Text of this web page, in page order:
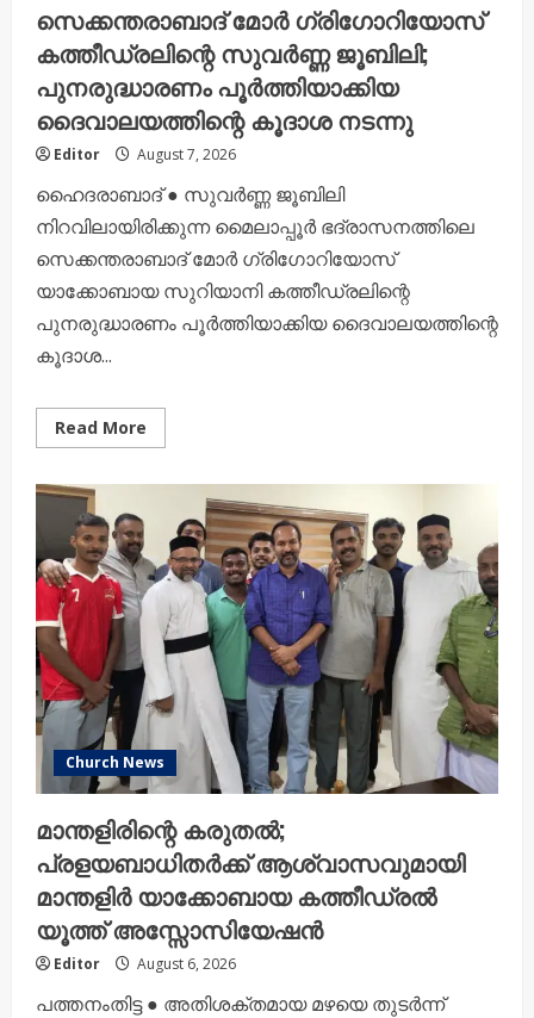
സെക്കന്തരാബാദ് മോർ ഗ്രിഗോറിയോസ്
കത്തീഡ്രലിന്റെ സുവർണ്ണ ജൂബിലി;
പുനരുദ്ധാരണം പൂർത്തിയാക്കിയ
ദൈവാലയത്തിന്റെ കൂദാശ നടന്നു
Editor August 7, 2026
ഹൈദരാബാദ് ● സുവർണ്ണ ജൂബിലി
നിറവിലായിരിക്കുന്ന മൈലാപ്പൂർ ഭദ്രാസനത്തിലെ
സെക്കന്തരാബാദ് മോർ ഗ്രിഗോറിയോസ്
യാക്കോബായ സുറിയാനി കത്തീഡ്രലിന്റെ
പുനരുദ്ധാരണം പൂർത്തിയാക്കിയ ദൈവാലയത്തിന്റെ
കൂദാശ...
Read More
more
ഗ്രിഗോറിയോസ്
കത്തീഡ്രലിന്റെ
സുവർണ്ണ
ജൂബിലി;
പുനരുദ്ധാരണം
പൂർത്തിയാക്കിയ
ദൈവാലയത്തിന്റെ
കൂദാശ
നടന്നു
Church News
മാന്തളിരിന്റെ കരുതൽ;
പ്രളയബാധിതർക്ക് ആശ്വാസവുമായി
മാന്തളിർ യാക്കോബായ കത്തീഡ്രൽ
യൂത്ത് അസ്സോസിയേഷൻ
Editor August 6, 2026
പത്തനംതിട്ട ● അതിശക്തമായ മഴയെ തുടർന്ന്